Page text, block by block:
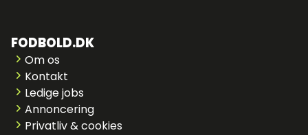
FODBOLD.DK
Om os
Kontakt
Ledige jobs
Annoncering
Privatliv & cookies